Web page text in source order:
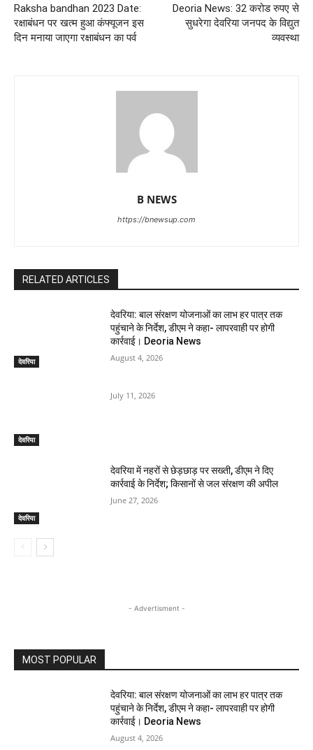
Raksha bandhan 2023 Date:
रक्षाबंधन पर खत्म हुआ कंफ्यूजन इस
दिन मनाया जाएगा रक्षाबंधन का पर्व
Deoria News: 32 करोड रुपए से
सुधरेगा देवरिया जनपद के विद्युत
व्यवस्था
B NEWS
https://bnewsup.com
RELATED ARTICLES
देवरिया
देवरिया: बाल संरक्षण योजनाओं का लाभ हर पात्र तक
पहुंचाने के निर्देश, डीएम ने कहा- लापरवाही पर होगी
कार्रवाई। Deoria News
August 4, 2026
देवरिया
July 11, 2026
देवरिया
देवरिया में नहरों से छेड़छाड़ पर सख्ती, डीएम ने दिए
कार्रवाई के निर्देश; किसानों से जल संरक्षण की अपील
June 27, 2026
- Advertisment -
MOST POPULAR
देवरिया: बाल संरक्षण योजनाओं का लाभ हर पात्र तक
पहुंचाने के निर्देश, डीएम ने कहा- लापरवाही पर होगी
कार्रवाई। Deoria News
August 4, 2026